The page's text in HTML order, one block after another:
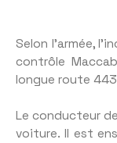
Selon l’armée,
contrôle
longue route
Le conducteur
voiture. Il est